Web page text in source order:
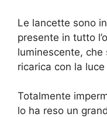
Le lancette sono
presente in tutto
luminescente,
ricarica con la
Totalmente
lo ha reso un